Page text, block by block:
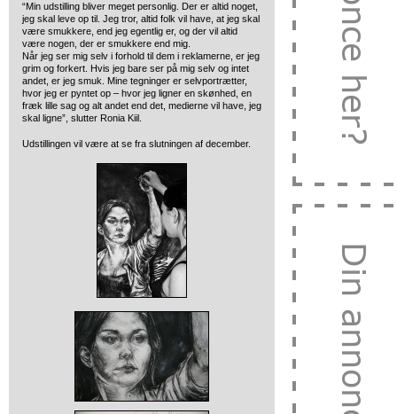
“Min udstilling bliver meget personlig. Der er altid noget,
jeg skal leve op til. Jeg tror, altid folk vil have, at jeg skal
være smukkere, end jeg egentlig er, og der vil altid
være nogen, der er smukkere end mig.
Når jeg ser mig selv i forhold til dem i reklamerne, er jeg
grim og forkert. Hvis jeg bare ser på mig selv og intet
andet, er jeg smuk. Mine tegninger er selvportrætter,
hvor jeg er pyntet op – hvor jeg ligner en skønhed, en
fræk lille sag og alt andet end det, medierne vil have, jeg
skal ligne”, slutter Ronia Kiil.
Udstillingen vil være at se fra slutningen af december.